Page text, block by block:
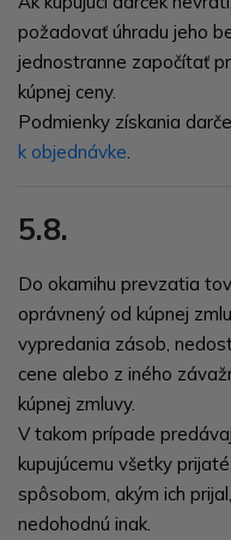
požadovať úhradu jeho
jednostranne započítať
kúpnej ceny.
Podmienky získania
k objednávke.
5.8.
Do okamihu prevzatia
oprávnený od kúpnej
vypredania zásob,
cene alebo z iného
kúpnej zmluvy.
V takom prípade
kupujúcemu všetky
spôsobom, akým ich
nedohodnú inak.